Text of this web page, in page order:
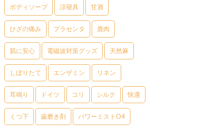
ボディソープ 涼寝具 甘酒
ひざの痛み プラセンタ 鹿肉
肌に安心 電磁波対策グッズ 天然麻
しぼりたて エンザミン リネン
耳鳴り ドイツ コリ シルク 快適
くつ下 歯磨き剤 パワーミストO4